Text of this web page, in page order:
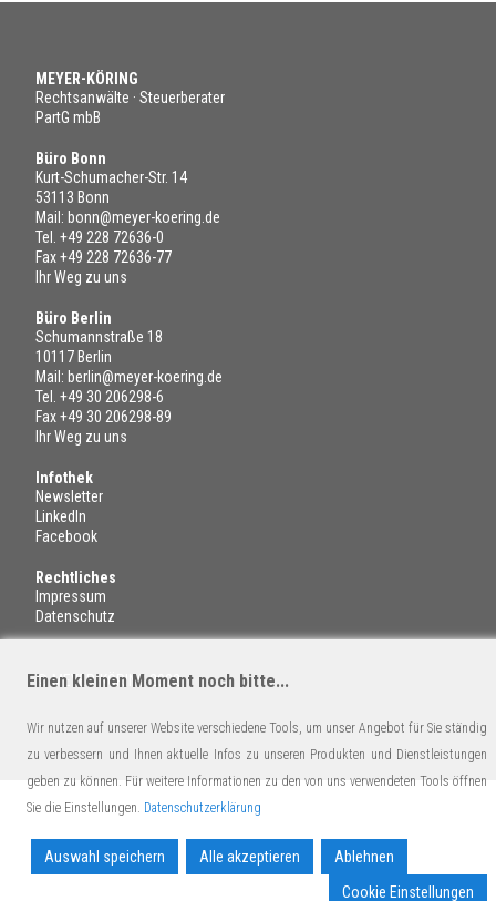
MEYER-KÖRING
Rechtsanwälte · Steuerberater
PartG mbB
Büro Bonn
Kurt-Schumacher-Str. 14
53113 Bonn
Mail: bonn@meyer-koering.de
Tel. +49 228 72636-0
Fax +49 228 72636-77
Ihr Weg zu uns
Büro Berlin
Schumannstraße 18
10117 Berlin
Mail: berlin@meyer-koering.de
Tel. +49 30 206298-6
Fax +49 30 206298-89
Ihr Weg zu uns
Infothek
Newsletter
LinkedIn
Facebook
Rechtliches
Impressum
Datenschutz
© MEYER-KÖRING 2022
Einen kleinen Moment noch bitte...
Wir nutzen auf unserer Website verschiedene Tools, um unser Angebot für Sie ständig
zu verbessern und Ihnen aktuelle Infos zu unseren Produkten und Dienstleistungen
geben zu können. Für weitere Informationen zu den von uns verwendeten Tools öffnen
Sie die Einstellungen. Datenschutzerklärung
Auswahl speichern Alle akzeptieren
Ablehnen
Cookie Einstellungen